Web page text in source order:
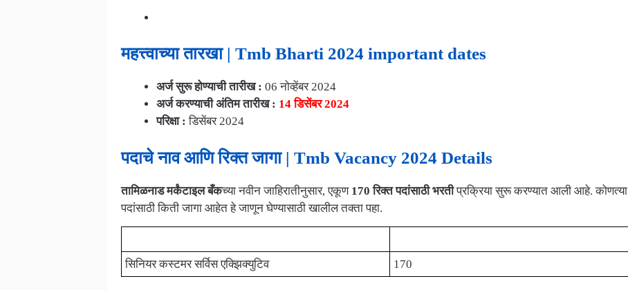
महत्त्वाच्या तारखा | Tmb Bharti 2024 important dates
अर्ज सुरू होण्याची तारीख : 06 नोव्हेंबर 2024
अर्ज करण्याची अंतिम तारीख : 14 डिसेंबर 2024
परिक्षा : डिसेंबर 2024
पदाचे नाव आणि रिक्त जागा | Tmb Vacancy 2024 Details
तामिळनाड मर्कंटाइल बँकच्या नवीन जाहिरातीनुसार, एकूण 170 रिक्त पदांसाठी भरतीप्रक्रिया सुरू करण्यात आली आहे. कोणत्या
पदांसाठी किती जागा आहेत हे जाणून घेण्यासाठी खालील तक्ता पहा.
सिनियर कस्टमर सर्विस एक्झिक्युटिव
170